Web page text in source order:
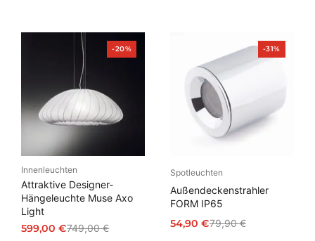
-20%Produkt
im
Innenleuchten
Attraktive Designer-
Hängeleuchte Muse Axo
Light
749,00€
Ursprünglicher
599,00€
Aktueller
-31%Produkt
im
Spotleuchten
Außendeckenstrahler
FORM IP65
79,90€
Ursprünglicher
54,90 €
Aktueller